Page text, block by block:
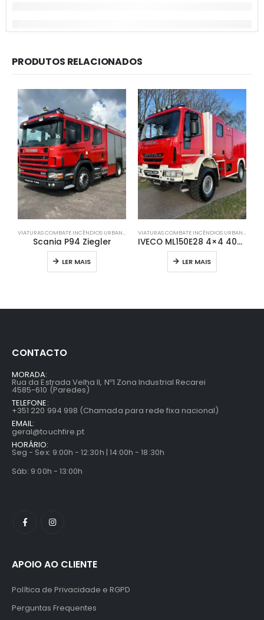
PRODUTOS RELACIONADOS
VIATURAS COMBATE INCÊNDIOS URBANOS / INDUSTRIAS ,VIATURAS ESPECIAIS
Scania P94 Ziegler
LER MAIS
VIATURAS COMBATE INCÊNDIOS URBANOS / INDUSTRIAS
IVECO ML150E28 4×4 4000 LITROS DE ÁGUA + 500 LITROS DE ESPUMA
LER MAIS
CONTACTO
MORADA:
Rua da Estrada Velha II, Nº1 Zona Industrial Recarei
4585-610 (Paredes)
TELEFONE:
+351 220 994 998 (Chamada para rede fixa nacional)
EMAIL:
geral@touchfire.pt
HORÁRIO:
Seg - Sex: 9:00h - 12:30h | 14:00h - 18:30h
Sáb: 9:00h - 13:00h
APOIO AO CLIENTE
Política de Privacidade e RGPD
Perguntas Frequentes